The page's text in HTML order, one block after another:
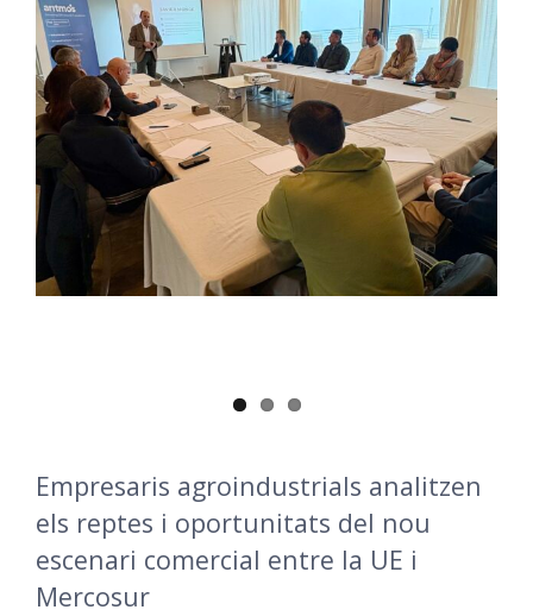
Empresaris agroindustrials analitzen
els reptes i oportunitats del nou
escenari comercial entre la UE i
Mercosur